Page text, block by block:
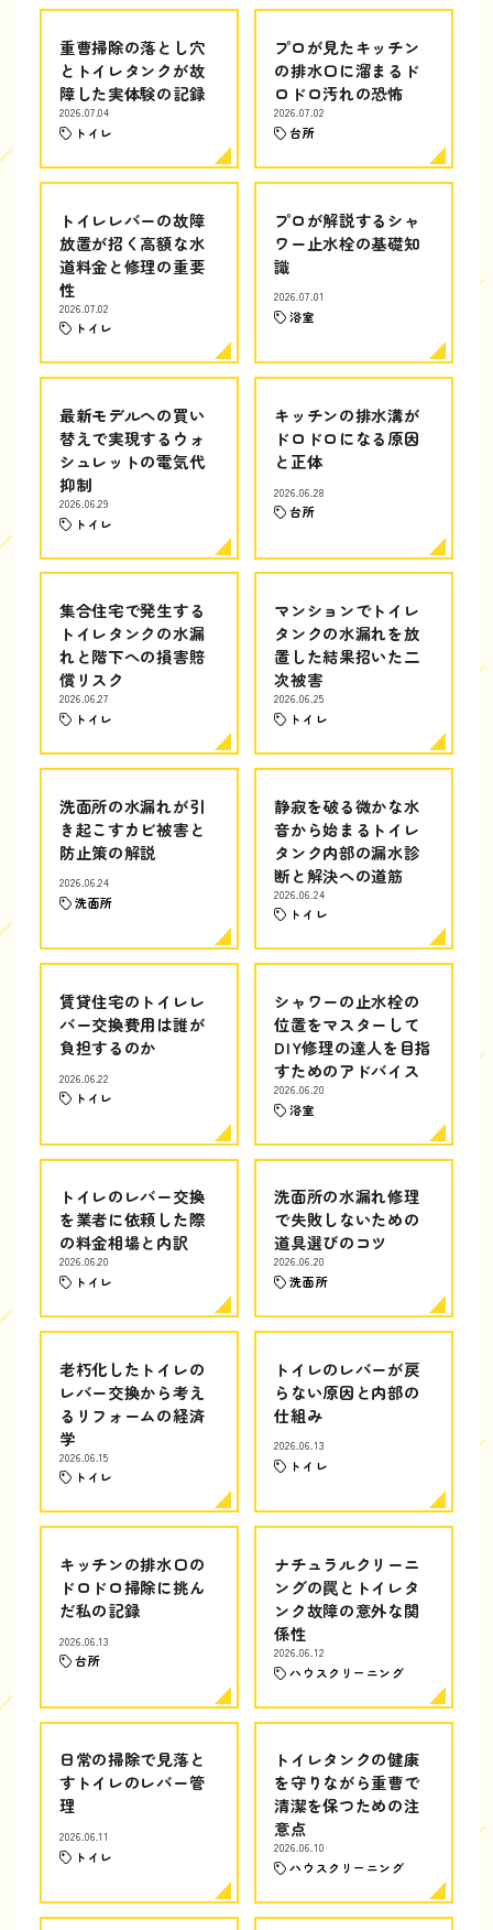
重曹掃除の落とし穴
とトイレタンクが故
障した実体験の記録
2026.07.04
トイレ
プロが見たキッチン
の排水口に溜まるド
ロドロ汚れの恐怖
2026.07.02
台所
トイレレバーの故障
放置が招く高額な水
道料金と修理の重要
性
2026.07.02
トイレ
プロが解説するシャ
ワー止水栓の基礎知
識
2026.07.01
浴室
最新モデルへの買い
替えで実現するウォ
シュレットの電気代
抑制
2026.06.29
トイレ
キッチンの排水溝が
ドロドロになる原因
と正体
2026.06.28
台所
集合住宅で発生する
トイレタンクの水漏
れと階下への損害賠
償リスク
2026.06.27
トイレ
マンションでトイレ
タンクの水漏れを放
置した結果招いた二
次被害
2026.06.25
トイレ
洗面所の水漏れが引
き起こすカビ被害と
防止策の解説
2026.06.24
洗面所
静寂を破る微かな水
音から始まるトイレ
タンク内部の漏水診
断と解決への道筋
2026.06.24
トイレ
賃貸住宅のトイレレ
バー交換費用は誰が
負担するのか
2026.06.22
トイレ
シャワーの止水栓の
位置をマスターして
DIY修理の達人を目指
すためのアドバイス
2026.06.20
浴室
トイレのレバー交換
を業者に依頼した際
の料金相場と内訳
2026.06.20
トイレ
洗面所の水漏れ修理
で失敗しないための
道具選びのコツ
2026.06.20
洗面所
老朽化したトイレの
レバー交換から考え
るリフォームの経済
学
2026.06.15
トイレ
トイレのレバーが戻
らない原因と内部の
仕組み
2026.06.13
トイレ
キッチンの排水口の
ドロドロ掃除に挑ん
だ私の記録
2026.06.13
台所
ナチュラルクリーニ
ングの罠とトイレタ
ンク故障の意外な関
係性
2026.06.12
ハウスクリーニング
日常の掃除で見落と
すトイレのレバー管
理
2026.06.11
トイレ
トイレタンクの健康
を守りながら重曹で
清潔を保つための注
意点
2026.06.10
ハウスクリーニング